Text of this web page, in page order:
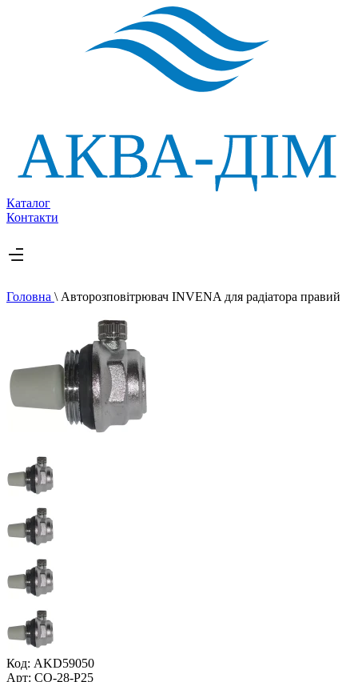
Каталог
Контакти
Головна \ Авторозповітрювач INVENA для радіатора правий
Код: AKD59050
Арт: CO-28-P25